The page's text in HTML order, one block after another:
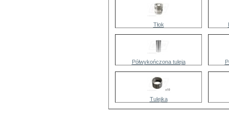
Tłok
Półwykończona tuleja
Tulejka